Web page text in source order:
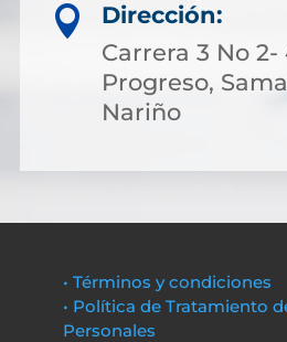

Dirección:
Carrera 3 No
Progreso,
Nariño
• Términos y condiciones
• Política de Tratamiento
Personales